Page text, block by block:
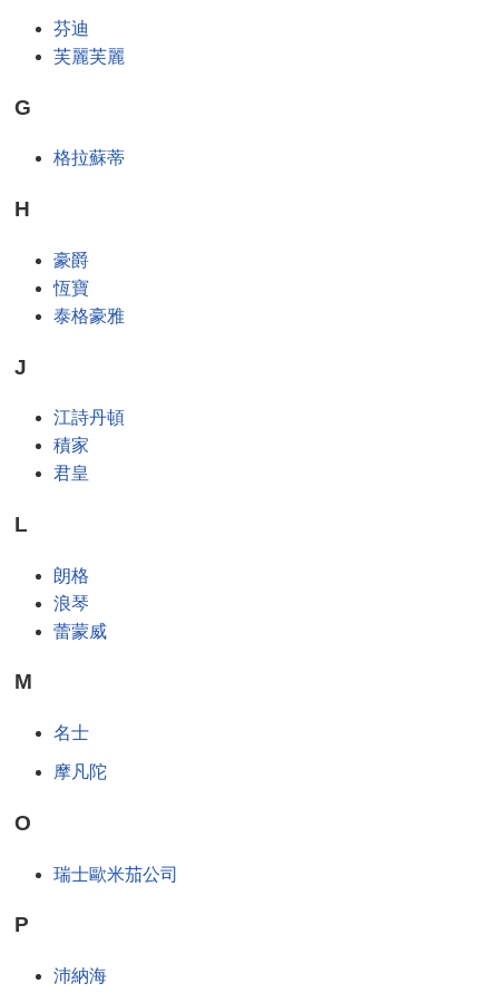
芬迪
芙麗芙麗
G
格拉蘇蒂
H
豪爵
恆寶
泰格豪雅
J
江詩丹頓
積家
君皇
L
朗格
浪琴
蕾蒙威
M
名士
摩凡陀
O
瑞士歐米茄公司
P
沛納海